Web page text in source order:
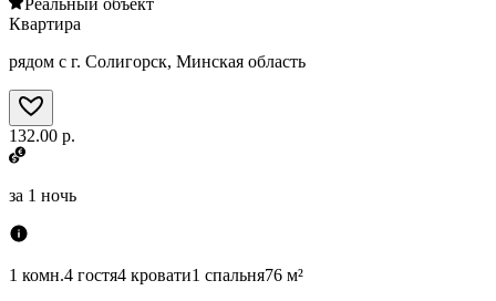
Реальный объект
Квартира
рядом с г. Солигорск, Минская область
132.00 р.
за 1 ночь
1 комн.4 гостя4 кровати1 спальня76 м²